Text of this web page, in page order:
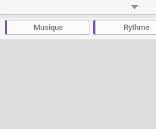
Développeur :NotDoppler - Joué33 kfois
Musique Rythme